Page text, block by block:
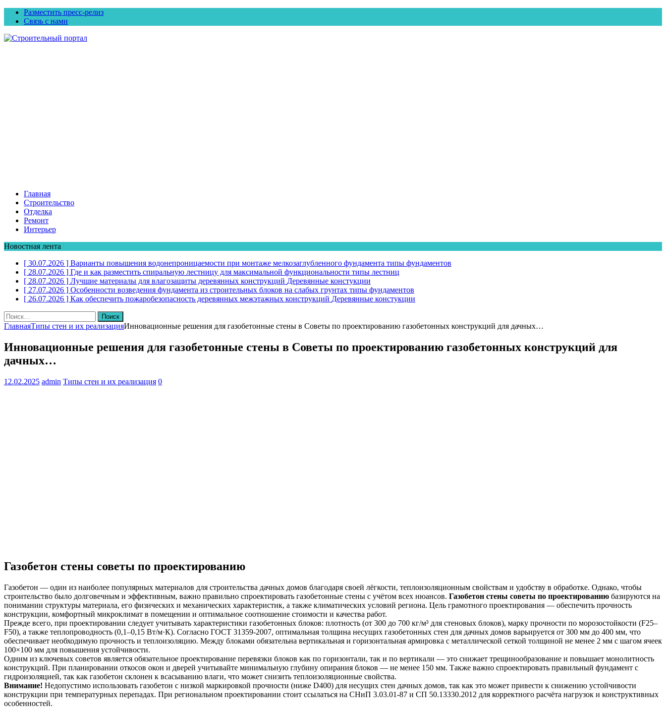
Разместить пресс-релиз
Связь с нами
Главная
Строительство
Отделка
Ремонт
Интерьер
Новостная лента
[ 30.07.2026 ] Варианты повышения водонепроницаемости при монтаже мелкозаглубленного фундамента типы фундаментов
[ 28.07.2026 ] Где и как разместить спиральную лестницу для максимальной функциональности типы лестниц
[ 28.07.2026 ] Лучшие материалы для влагозащиты деревянных конструкций Деревянные констукции
[ 27.07.2026 ] Особенности возведения фундамента из строительных блоков на слабых грунтах типы фундаментов
[ 26.07.2026 ] Как обеспечить пожаробезопасность деревянных межэтажных конструкций Деревянные констукции
Найти:
ГлавнаяТипы стен и их реализацияИнновационные решения для газобетонные стены в Советы по проектированию газобетонных конструкций для дачных…
Инновационные решения для газобетонные стены в Советы по проектированию газобетонных конструкций для
дачных…
12.02.2025 admin Типы стен и их реализация 0
Газобетон стены советы по проектированию
Газобетон — один из наиболее популярных материалов для строительства дачных домов благодаря своей лёгкости, теплоизоляционным свойствам и удобству в обработке. Однако, чтобы
строительство было долговечным и эффективным, важно правильно спроектировать газобетонные стены с учётом всех нюансов. Газобетон стены советы по проектированию базируются на
понимании структуры материала, его физических и механических характеристик, а также климатических условий региона. Цель грамотного проектирования — обеспечить прочность
конструкции, комфортный микроклимат в помещении и оптимальное соотношение стоимости и качества работ.
Прежде всего, при проектировании следует учитывать характеристики газобетонных блоков: плотность (от 300 до 700 кг/м³ для стеновых блоков), марку прочности по морозостойкости (F25–
F50), а также теплопроводность (0,1–0,15 Вт/м·К). Согласно ГОСТ 31359-2007, оптимальная толщина несущих газобетонных стен для дачных домов варьируется от 300 мм до 400 мм, что
обеспечивает необходимую прочность и теплоизоляцию. Между блоками обязательна вертикальная и горизонтальная армировка с металлической сеткой толщиной не менее 2 мм с шагом ячеек
100×100 мм для повышения устойчивости.
Одним из ключевых советов является обязательное проектирование перевязки блоков как по горизонтали, так и по вертикали — это снижает трещинообразование и повышает монолитность
конструкций. При планировании откосов окон и дверей учитывайте минимальную глубину опирания блоков — не менее 150 мм. Также важно спроектировать правильный фундамент с
гидроизоляцией, так как газобетон склонен к всасыванию влаги, что может снизить теплоизоляционные свойства.
Внимание! Недопустимо использовать газобетон с низкой маркировкой прочности (ниже D400) для несущих стен дачных домов, так как это может привести к снижению устойчивости
конструкции при температурных перепадах. При региональном проектировании стоит ссылаться на СНиП 3.03.01-87 и СП 50.13330.2012 для корректного расчёта нагрузок и конструктивных
особенностей.